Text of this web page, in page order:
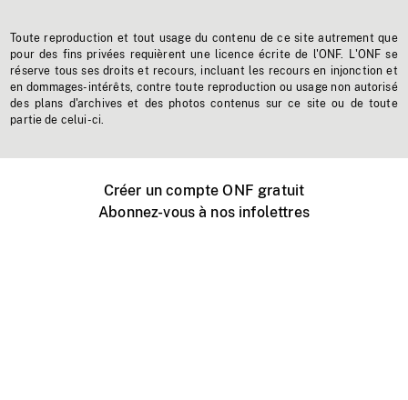
Toute reproduction et tout usage du contenu de ce site autrement que
pour des fins privées requièrent une licence écrite de l'ONF. L'ONF se
réserve tous ses droits et recours, incluant les recours en injonction et
en dommages-intérêts, contre toute reproduction ou usage non autorisé
des plans d'archives et des photos contenus sur ce site ou de toute
partie de celui-ci.
Créer un compte ONF gratuit
Abonnez-vous à nos infolettres